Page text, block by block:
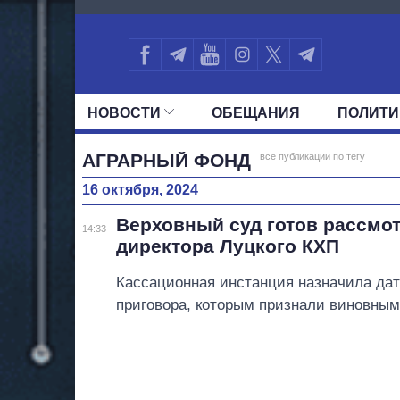
1725
НОВОСТИ ОБЕЩАНИЯ
ВСЕ ПОЛИТИКИ ПРЕЗИДЕНТ И
АГРАРНЫЙ ФОНД все публикации по тегу
16 октября, 2024
14:33
Верховный суд готов
директора Луцкого КХП
Кассационная инстанция назначила
приговора, которым признали